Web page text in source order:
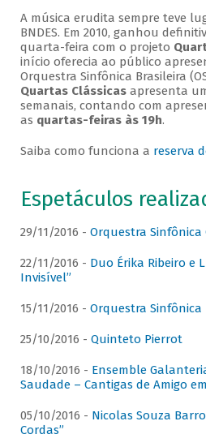
A música erudita sempre teve
BNDES. Em 2010, ganhou
quarta-feira com o projeto
início oferecia ao público
Orquestra Sinfônica Brasileira
Quartas Clássicasapresenta
semanais, contando com
as quartas-feiras às 19h.
Saiba como funciona a reserva
Espetáculos
29/11/2016 - Orquestra Sinfônica
22/11/2016 - Duo Érika Ribeiro e
Invisível”
15/11/2016 - Orquestra Sinfônica
25/10/2016 - Quinteto Pierrot
18/10/2016 - Ensemble
Saudade – Cantigas de Amigo
05/10/2016 - Nicolas Souza
Cordas”